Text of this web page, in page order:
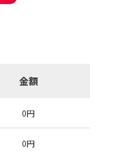
金額
0円
0円